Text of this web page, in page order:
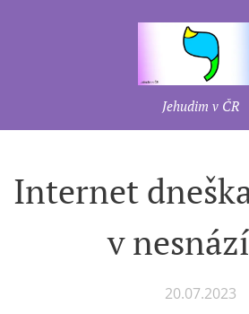
Jehudim v ČR
Internet
v
20.07.2023